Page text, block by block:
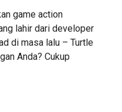
game action
lahir dari developer
di masa lalu – Turtle
Anda? Cukup